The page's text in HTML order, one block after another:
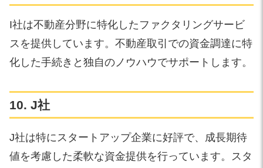
I社は不動産分野に特化したファクタリングサービ
スを提供しています。不動産取引での資金調達に特
化した手続きと独自のノウハウでサポートします。
10. J社
J社は特にスタートアップ企業に好評で、成長期待
値を考慮した柔軟な資金提供を行っています。スタ